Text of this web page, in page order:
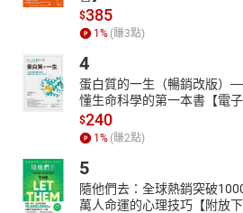
$385
1 % (賺3點)
4
蛋白質的一生（暢銷改版）
懂生命科學的第一本書【電子
$240
1 % (賺2點)
5
隨他們去：全球熱銷突破
萬人命運的心理技巧【附放